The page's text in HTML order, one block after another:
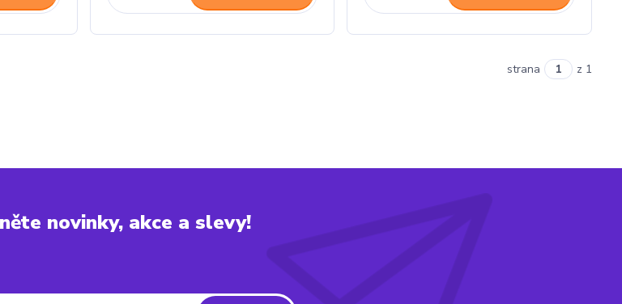
strana z 1
novinky, akce a slevy!